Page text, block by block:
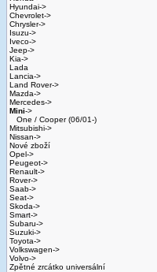
Hyundai->
Chevrolet->
Chrysler->
Isuzu->
Iveco->
Jeep->
Kia->
Lada
Lancia->
Land Rover->
Mazda->
Mercedes->
Mini->
One / Cooper (06/01-)
Mitsubishi->
Nissan->
Nové zboží
Opel->
Peugeot->
Renault->
Rover->
Saab->
Seat->
Skoda->
Smart->
Subaru->
Suzuki->
Toyota->
Volkswagen->
Volvo->
Zpětné zrcátko universální